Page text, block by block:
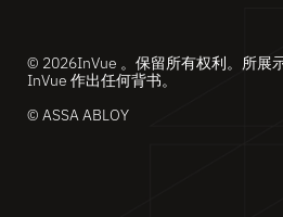
© 2026InVue 。保留所有权利。所展
InVue 作出任何背书。
© ASSA ABLOY